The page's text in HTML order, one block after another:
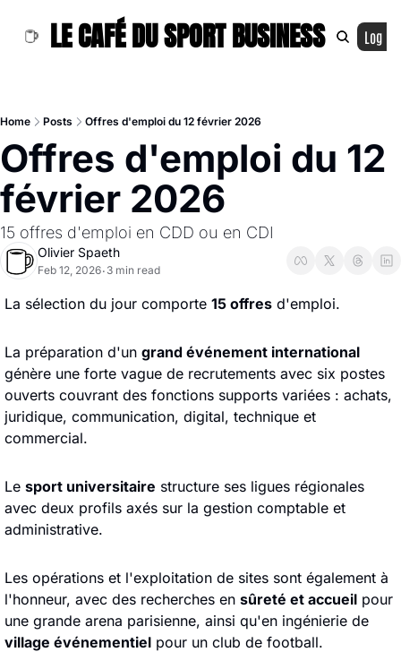
LE CAFÉ DU SPORT BUSINESS Log In
Home Posts Offres d'emploi du 12 février 2026
Offres d'emploi du 12
février 2026
15 offres d'emploi en CDD ou en CDI
Olivier Spaeth
Feb 12, 2026• 3 min read
La sélection du jour comporte 15 offres d'emploi.
La préparation d'un grand événement international
génère une forte vague de recrutements avec six postes
ouverts couvrant des fonctions supports variées : achats,
juridique, communication, digital, technique et
commercial.
Le sport universitaire structure ses ligues régionales
avec deux profils axés sur la gestion comptable et
administrative.
Les opérations et l'exploitation de sites sont également à
l'honneur, avec des recherches en sûreté et accueil pour
village événementiel pour un club de football.